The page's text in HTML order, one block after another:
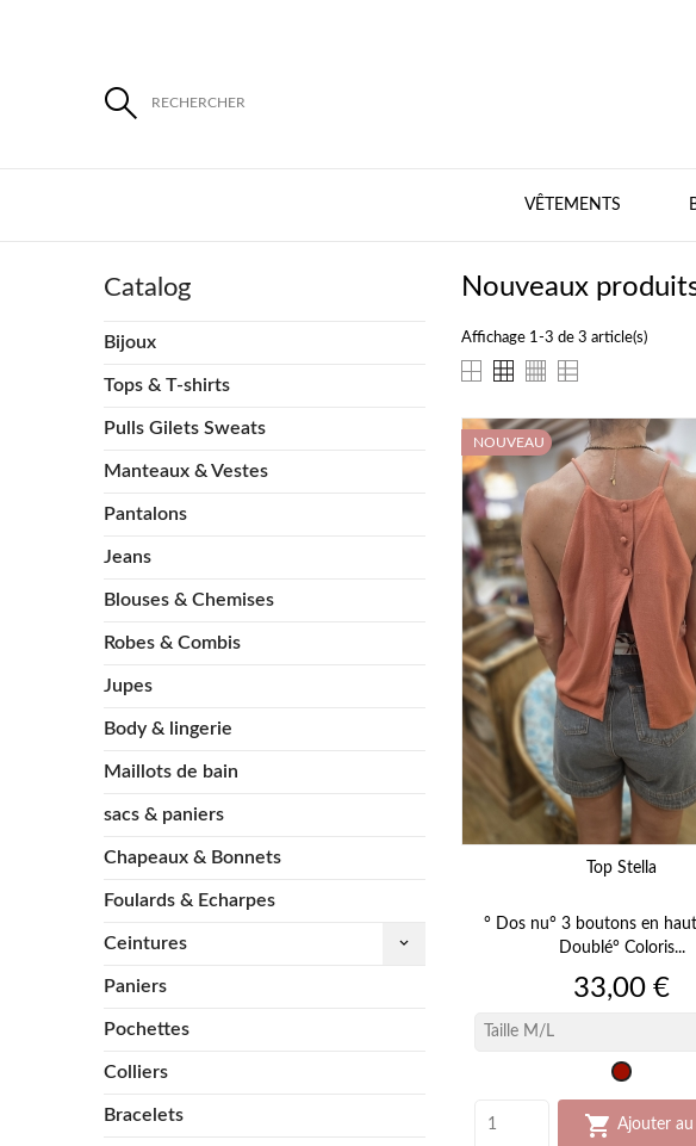
RECHERCHER
VÊTEMENTS
Catalog
Bijoux
Tops & T-shirts
Pulls Gilets Sweats
Manteaux & Vestes
Pantalons
Jeans
Blouses & Chemises
Robes & Combis
Jupes
Body & lingerie
Maillots de bain
sacs & paniers
Chapeaux & Bonnets
Foulards & Echarpes
Ceintures keyboard_arrow_down
Paniers
Pochettes
Colliers
Bracelets
Nouveaux
Affichage 1-3 de 3 article(s)
Top Stella
° Dos nu° 3 boutons en
Doublé° Coloris...
Prix
33,00 €
Bordeaux
 Ajouter
NOUVEAU